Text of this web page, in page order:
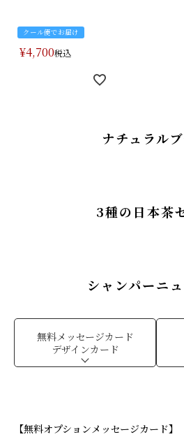
クール便でお届け
¥4,700税込
ナチュラル
3種の日本茶
シャンパーニ
無料メッセージカード
デザインカード
【無料オプションメッセージカード】